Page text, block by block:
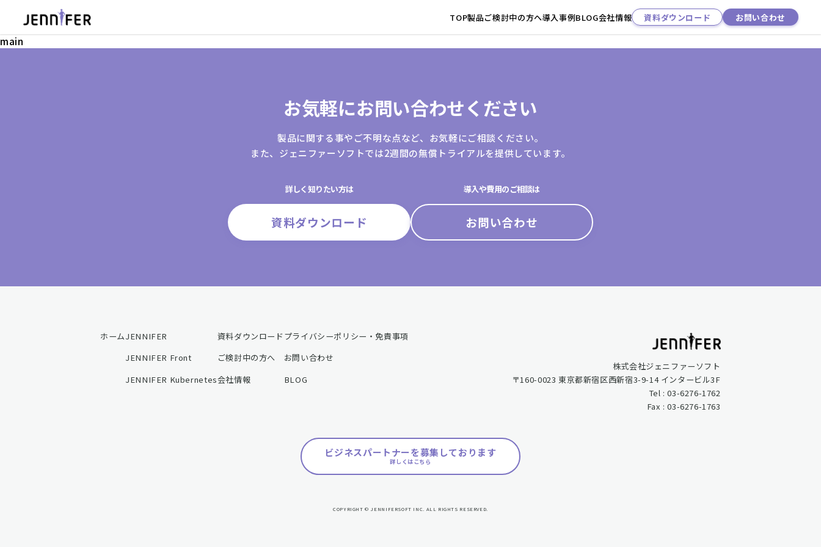
TOP製品ご検討中の方へ導入事例BLOG会社情報 資料ダウンロード お問い合わせ
main
お気軽にお問い合わせください
製品に関する事やご不明な点など、お気軽にご相談ください。
また、ジェニファーソフトでは2週間の無償トライアルを提供しています。
詳しく知りたい方は
資料ダウンロード
導入や費用のご相談は
お問い合わせ
株式会社ジェニファーソフト
〒160-0023 東京都新宿区西新宿3-9-14 インタービル3F
Tel : 03-6276-1762
Fax : 03-6276-1763
ホームJENNIFER
JENNIFER Front
JENNIFER Kubernetes
資料ダウンロード
ご検討中の方へ
会社情報
プライバシーポリシー・免責事項
お問い合わせ
BLOG
ビジネスパートナーを募集しております
詳しくはこちら
COPYRIGHT © JENNIFERSOFT INC. ALL RIGHTS RESERVED.